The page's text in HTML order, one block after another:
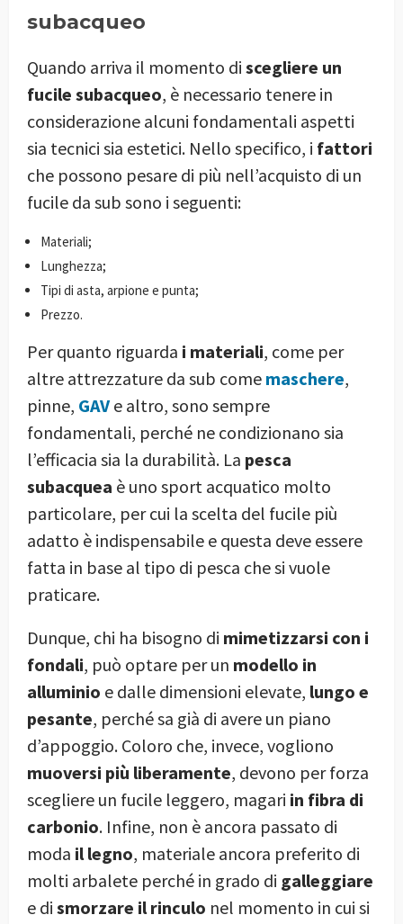
subacqueo
Quando arriva il momento di scegliere un
fucile subacqueo, è necessario tenere in
considerazione alcuni fondamentali aspetti
sia tecnici sia estetici. Nello specifico, i fattori
che possono pesare di più nell’acquisto di un
fucile da sub sono i seguenti:
Materiali;
Lunghezza;
Tipi di asta, arpione e punta;
Prezzo.
Per quanto riguarda i materiali, come per
altre attrezzature da sub come maschere,
pinne, GAVe altro, sono sempre
fondamentali, perché ne condizionano sia
l’efficacia sia la durabilità. La pesca
subacquea è uno sport acquatico molto
particolare, per cui la scelta del fucile più
adatto è indispensabile e questa deve essere
fatta in base al tipo di pesca che si vuole
praticare.
Dunque, chi ha bisogno di mimetizzarsi con i
fondali, può optare per un modello in
alluminio e dalle dimensioni elevate, lungo e
pesante, perché sa già di avere un piano
d’appoggio. Coloro che, invece, vogliono
muoversi più liberamente, devono per forza
scegliere un fucile leggero, magari in fibra di
carbonio. Infine, non è ancora passato di
moda il legno, materiale ancora preferito di
molti arbalete perché in grado di galleggiare
e di smorzare il rinculo nel momento in cui si